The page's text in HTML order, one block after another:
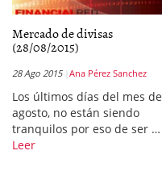
Mercado de divisas
(28/08/2015)
28 Ago 2015 Ana Pérez Sanchez
Los últimos días del mes de
agosto, no están siendo
tranquilos por eso de ser …
Leer